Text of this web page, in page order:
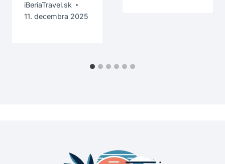
iBeriaTravel.sk
11. decembra 2025